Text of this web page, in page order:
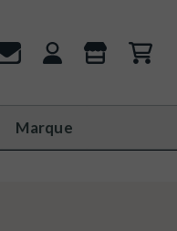
Marque